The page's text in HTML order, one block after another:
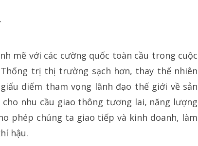
`
mẽ với các cường quốc toàn cầu trong cuộc
trị thị trường sạch hơn, thay thế nhiên
diếm tham vọng lãnh đạo thế giới về sản
nhu cầu giao thông tương lai, năng lượng
phép chúng ta giao tiếp và kinh doanh, làm
hậu.